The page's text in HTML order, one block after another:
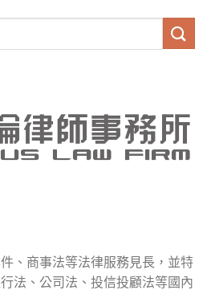
、商事法等法律服務見長，並特
法、公司法、投信投顧法等國內